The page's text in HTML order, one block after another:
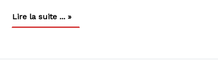
Lire la suite ... »